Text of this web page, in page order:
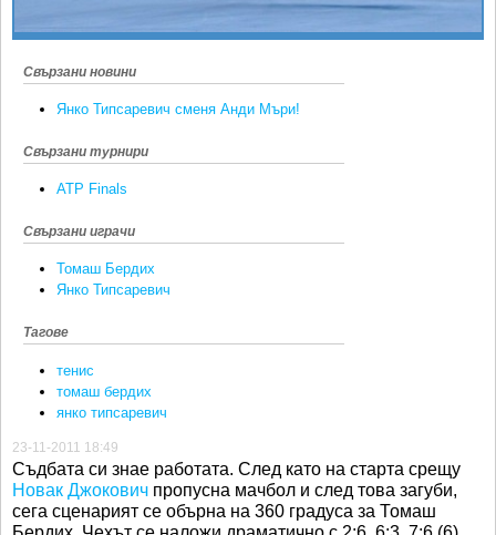
Свързани новини
Янко Типсаревич сменя Анди Мъри!
Свързани турнири
ATP Finals
Свързани играчи
Томаш Бердих
Янко Типсаревич
Тагове
тенис
томаш бердих
янко типсаревич
23-11-2011 18:49
Съдбата си знае работата. След като на старта срещу
Новак Джокович пропусна мачбол и след това загуби,
сега сценарият се обърна на 360 градуса за Томаш